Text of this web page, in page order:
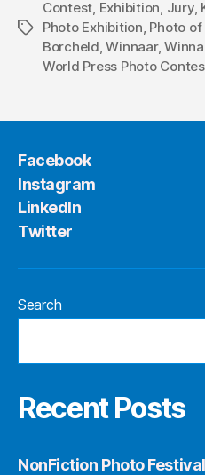
Tags
Contest, Exhibition, Jury,
Photo Exhibition, Photo
Borcheld,Winnaar,
World Press Photo
Facebook
Instagram
LinkedIn
Twitter
Search
Recent Posts
NonFiction Photo